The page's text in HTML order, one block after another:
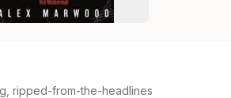
ripped-from-the-headlines